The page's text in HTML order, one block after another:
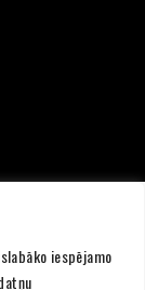
iespējamo